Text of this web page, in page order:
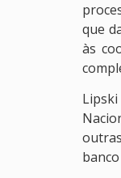
que
às